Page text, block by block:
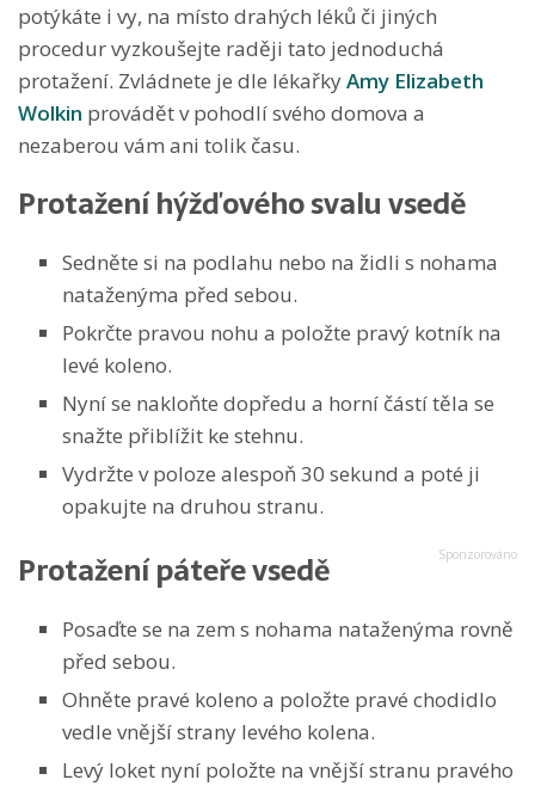
potýkáte i vy, na místo drahých léků či jiných
procedur vyzkoušejte raději tato jednoduchá
protažení. Zvládnete je dle lékařkyAmy Elizabeth
Wolkin provádět v pohodlí svého domova a
nezaberou vám ani tolik času.
Protažení hýžďového svalu vsedě
Sedněte si na podlahu nebo na židli s nohama
nataženýma před sebou.
Pokrčte pravou nohu a položte pravý kotník na
levé koleno.
Nyní se nakloňte dopředu a horní částí těla se
snažte přiblížit ke stehnu.
Vydržte v poloze alespoň 30 sekund a poté ji
opakujte na druhou stranu.
Protažení páteře vsedě
Posaďte se na zem s nohama nataženýma rovně
před sebou.
Ohněte pravé koleno a položte pravé chodidlo
vedle vnější strany levého kolena.
Levý loket nyní položte na vnější stranu pravého